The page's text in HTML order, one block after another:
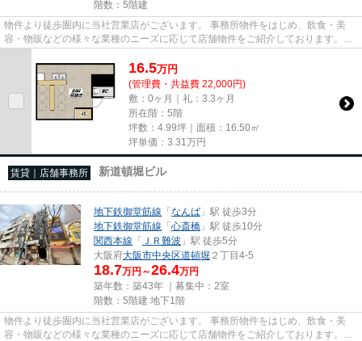
階数：5階建
物件より徒歩圏内に当社営業店がございます。 事務所物件をはじめ、飲食・美
容・物販などの様々な業種のニーズに応じて店舗物件をご紹介しております。
尚、弊社ではおとり広告は一切...
16.5万円
(管理費・共益費 22,000円)
敷：0ヶ月｜礼：3.3ヶ月
所在階：5階
坪数：4.99坪｜面積：16.50㎡
坪単価： 3.31 万円
賃貸｜店舗事務所 新道頓堀ビル
地下鉄御堂筋線 「なんば 」駅 徒歩3分
地下鉄御堂筋線 「心斎橋 」駅 徒歩10分
関西本線 「 ＪＲ難波 」駅 徒歩5分
大阪府大阪市中央区道頓堀 ２丁目4-5
18.7万円～26.4万円
築年数：築43年 ｜募集中： 2室
階数：5階建 地下1階
物件より徒歩圏内に当社営業店がございます。 事務所物件をはじめ、飲食・美
容・物販などの様々な業種のニーズに応じて店舗物件をご紹介しております。